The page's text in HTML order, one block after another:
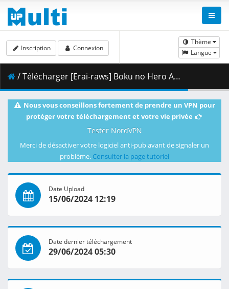
Thème
Langue
Inscription Connexion
/ Télécharger [Erai-raws] Boku no Hero Academia 7th Season - 07 [720p][Multiple Subtitle][8205AA5C].mkv.001 ( 357.56 MB )
Nous vous conseillons fortement de prendre un VPN pour
protéger votre téléchargement et votre vie privée
Tester NordVPN
Merci de désactiver votre logiciel anti-pub avant de signaler un
problème. Consulter la page tutoriel
Date Upload
15/06/2024 12:19
Date dernier téléchargement
29/06/2024 05:30